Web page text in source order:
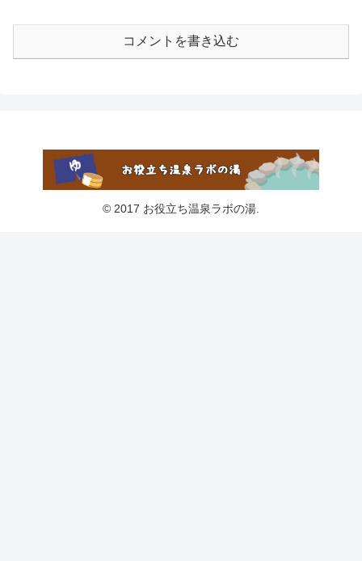
コメントを書き込む
© 2017 お役立ち温泉ラボの湯.